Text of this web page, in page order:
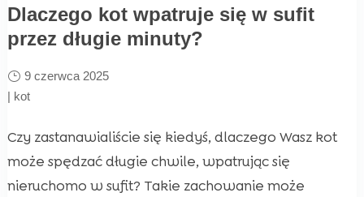
Dlaczego kot wpatruje się w sufit
przez długie minuty?
9 czerwca 2025
| kot
Czy zastanawialiście się kiedyś, dlaczego Wasz kot
może spędzać długie chwile, wpatrując się
nieruchomo w sufit? Takie zachowanie może